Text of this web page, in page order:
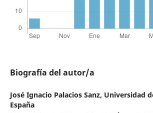
Biografía del autor/a
José Ignacio Palacios Sanz, Universidad
España